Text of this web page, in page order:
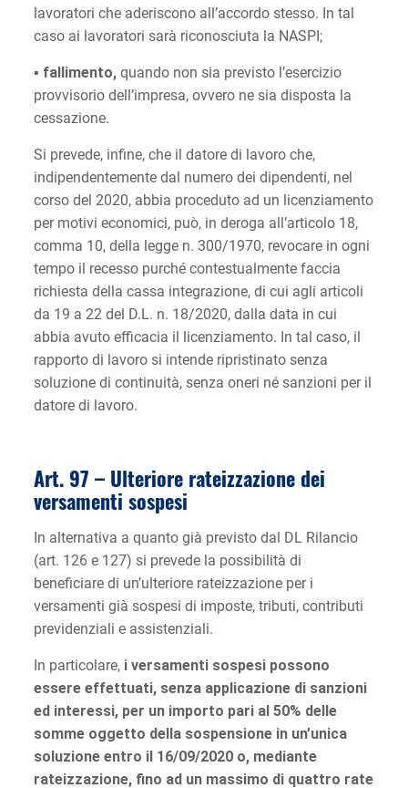
lavoratori che aderiscono all’accordo stesso. In tal
caso ai lavoratori sarà riconosciuta la NASPI;
▪ fallimento,quando non sia previsto l’esercizio
provvisorio dell’impresa, ovvero ne sia disposta la
cessazione.
Si prevede, infine, che il datore di lavoro che,
indipendentemente dal numero dei dipendenti, nel
corso del 2020, abbia proceduto ad un licenziamento
per motivi economici, può, in deroga all’articolo 18,
comma 10, della legge n. 300/1970, revocare in ogni
tempo il recesso purché contestualmente faccia
richiesta della cassa integrazione, di cui agli articoli
da 19 a 22 del D.L. n. 18/2020, dalla data in cui
abbia avuto efficacia il licenziamento. In tal caso, il
rapporto di lavoro si intende ripristinato senza
soluzione di continuità, senza oneri né sanzioni per il
datore di lavoro.
Art. 97 – Ulteriore rateizzazione dei
versamenti sospesi
In alternativa a quanto già previsto dal DL Rilancio
(art. 126 e 127) si prevede la possibilità di
beneficiare di un’ulteriore rateizzazione per i
versamenti già sospesi di imposte, tributi, contributi
previdenziali e assistenziali.
In particolare, i versamenti sospesi possono
essere effettuati, senza applicazione di sanzioni
ed interessi, per un importo pari al 50% delle
somme oggetto della sospensione in un’unica
soluzione entro il 16/09/2020 o, mediante
rateizzazione, fino ad un massimo di quattro rate